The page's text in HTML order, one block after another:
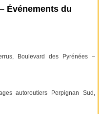
Événements du
Boulevard des Pyrénées –
autoroutiers Perpignan Sud,